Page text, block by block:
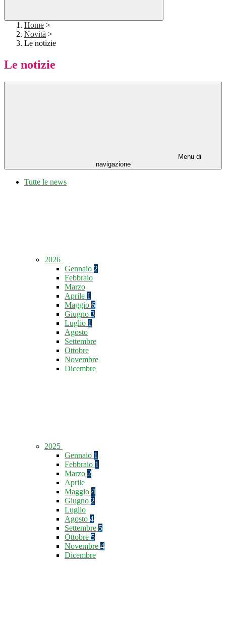
Home >
Novità >
Le notizie
Le notizie
Menu di
navigazione
Tutte le news
2026
Gennaio 2
Febbraio
Marzo
Aprile 1
Maggio 6
Giugno 3
Luglio 1
Agosto
Settembre
Ottobre
Novembre
Dicembre
2025
Gennaio 1
Febbraio 1
Marzo 2
Aprile
Maggio 4
Giugno 2
Luglio
Agosto 4
Settembre 5
Ottobre 5
Novembre 4
Dicembre